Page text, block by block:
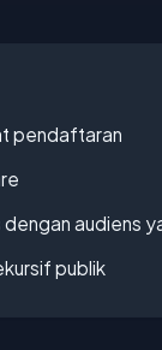
pendaftaran
audiens
publik